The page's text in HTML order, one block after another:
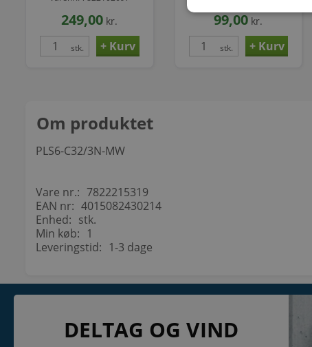
fejlstrømsafbryder
249,00 kr.
stk.
99,00 kr.
stk.
Om produktet
PLS6-C32/3N-MW
Vare nr.: 7822215319
EAN nr: 4015082430214
Enhed: stk.
Min køb: 1
Leveringstid: 1-3 dage
NETSALG EL & VVS APS
Søndergårdsvej 44DELTAG OG VIND